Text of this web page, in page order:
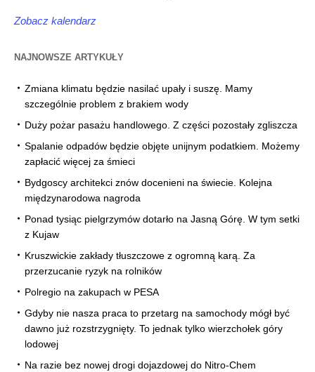
Zobacz kalendarz
NAJNOWSZE ARTYKUŁY
Zmiana klimatu będzie nasilać upały i suszę. Mamy
szczególnie problem z brakiem wody
Duży pożar pasażu handlowego. Z części pozostały zgliszcza
Spalanie odpadów będzie objęte unijnym podatkiem. Możemy
zapłacić więcej za śmieci
Bydgoscy architekci znów docenieni na świecie. Kolejna
międzynarodowa nagroda
Ponad tysiąc pielgrzymów dotarło na Jasną Górę. W tym setki
z Kujaw
Kruszwickie zakłady tłuszczowe z ogromną karą. Za
przerzucanie ryzyk na rolników
Polregio na zakupach w PESA
Gdyby nie nasza praca to przetarg na samochody mógł być
dawno już rozstrzygnięty. To jednak tylko wierzchołek góry
lodowej
Na razie bez nowej drogi dojazdowej do Nitro-Chem